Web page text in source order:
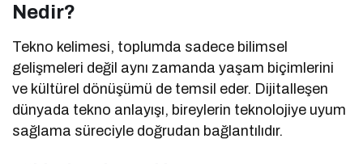
Nedir?
Tekno kelimesi, toplumda sadece bilimsel
gelişmeleri değil aynı zamanda yaşam biçimlerini
ve kültürel dönüşümü de temsil eder. Dijitalleşen
dünyada tekno anlayışı, bireylerin teknolojiye uyum
sağlama süreciyle doğrudan bağlantılıdır.